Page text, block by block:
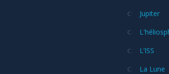
Jupiter
L’ISS
La Lune